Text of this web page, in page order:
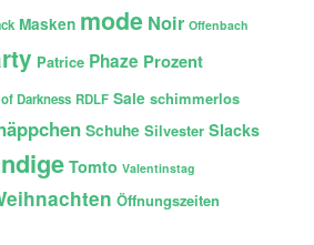
Masken mode Noir Offenbach
Patrice Phaze Prozent
Darkness RDLF Sale schimmerlos
Schuhe Silvester Slacks
Tomto Valentinstag
Öffnungszeiten